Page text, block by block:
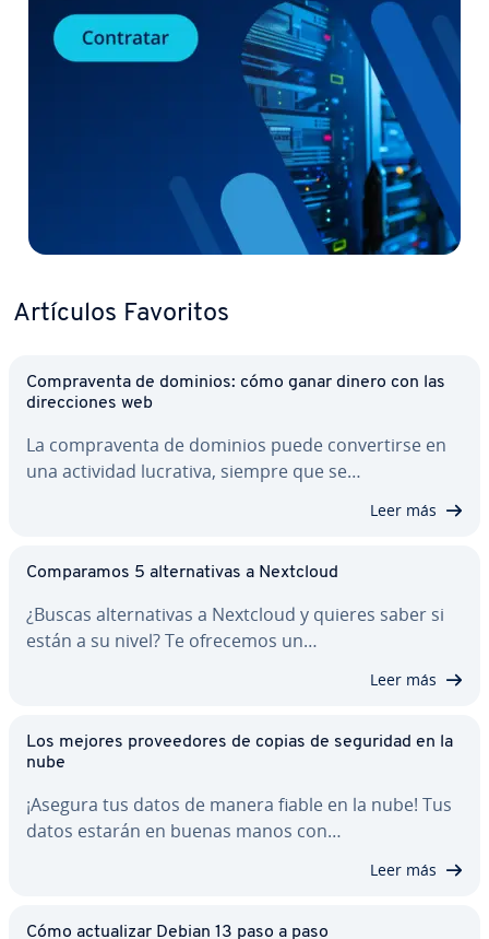
Artículos Favoritos
Co­m­pra­ve­n­ta de dominios: cómo ganar dinero con las
di­re­c­cio­nes web
La co­m­pra­ve­n­ta de dominios puede co­n­ve­r­ti­r­se en
una actividad lucrativa, siempre que se…
Leer más
Co­m­pa­ra­mos 5 al­te­r­na­ti­vas a Nextcloud
¿Buscas al­te­r­na­ti­vas a Nextcloud y quieres saber si
están a su nivel? Te ofrecemos un…
Leer más
Los mejores pro­vee­do­res de copias de seguridad en la
nube
¡Asegura tus datos de manera fiable en la nube! Tus
datos estarán en buenas manos con…
Leer más
Cómo ac­tua­li­zar Debian 13 paso a paso